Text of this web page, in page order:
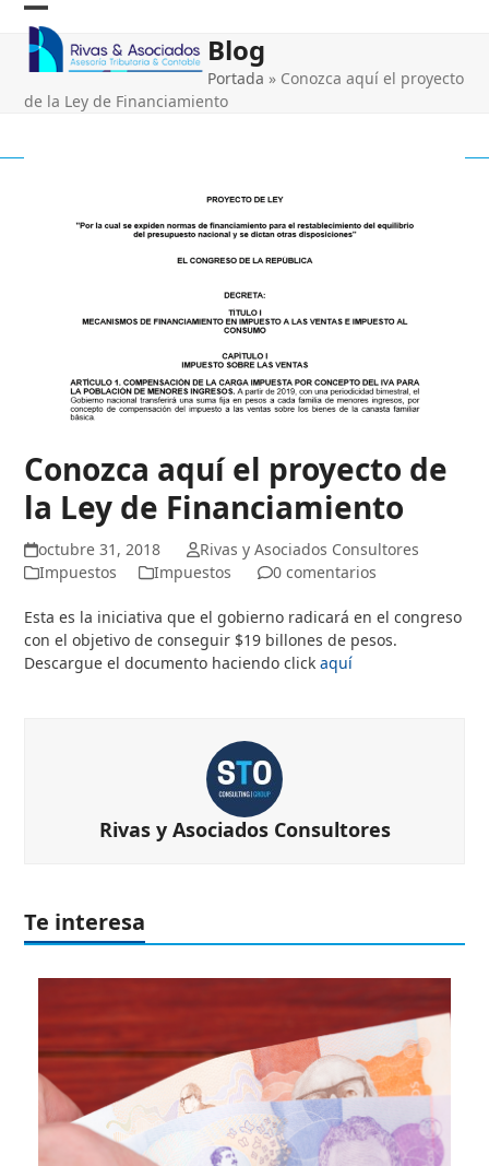
Skip
content
Open
mobile
menu
Close
mobile
menu
Blog
Portada » Conozca aquí el proyecto
de la Ley de Financiamiento
Conozca aquí el proyecto de
la Ley de Financiamiento
octubre 31, 2018
Rivas y Asociados Consultores
Impuestos
Impuestos 0 comentarios
Esta es la iniciativa que el gobierno radicará en el congreso
con el objetivo de conseguir $19 billones de pesos.
Descargue el documento haciendo clickaquí
Rivas y Asociados Consultores
Te interesa